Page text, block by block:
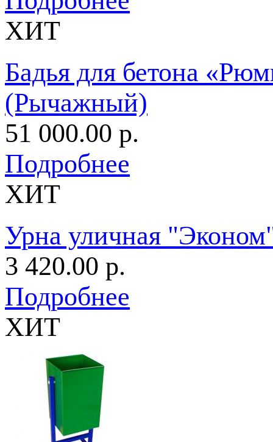
ХИТ
Бадья для бетона
(Рычажный)
51 000.00 р.
Подробнее
ХИТ
Урна уличная
3 420.00 р.
Подробнее
ХИТ